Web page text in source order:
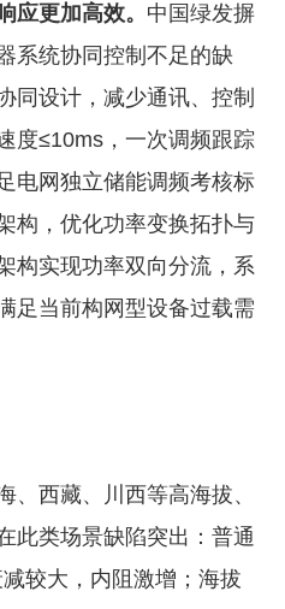
应更加高效。 中国绿发摒
系统协同控制不足的缺
同设计，减少通讯、控制
度≤10ms，一次调频跟踪
电网独立储能调频考核标
构，优化功率变换拓扑与
构实现功率双向分流，系
足当前构网型设备过载需
、西藏、川西等高海拔、
此类场景缺陷突出：普通
较大，内阻激增；海拔